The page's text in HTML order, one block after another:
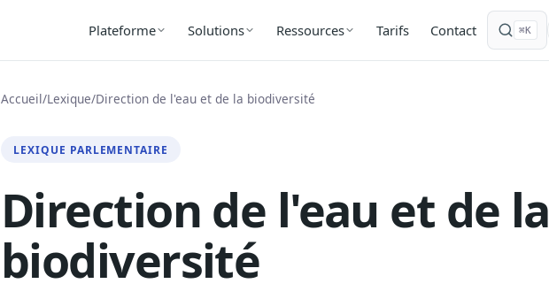
Plateforme Solutions Ressources Tarifs Contact ⌘K
Accueil/Lexique/Direction de l'eau et de la biodiversité
LEXIQUE PARLEMENTAIRE
Direction de l'eau et de la
biodiversité